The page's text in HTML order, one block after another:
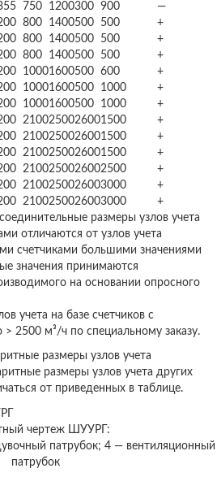
750 1200300 900
—
800 1400500 500
+
800 1400500 500
+
800 1400500 500
+
10001600500 600
+
10001600500 1000
+
10001600500 1000
+
2100250026001500
+
2100250026001500
+
2100250026001500
+
2100250026002500
+
2100250026003000
+
2100250026003000
+
размеры узлов учета
отличаются от узлов учета
счетчиками большими значениями
значения принимаются
на основании опросного
учета на базе счетчиков с
2500 м³/ч по специальному заказу.
размеры узлов учета
размеры узлов учета других
от приведенных в таблице.
чертеж ШУУРГ:
патрубок; 4 — вентиляционный
патрубок